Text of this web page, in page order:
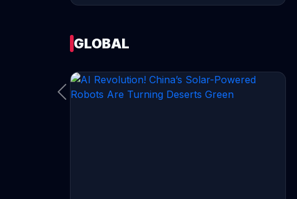
GLOBAL